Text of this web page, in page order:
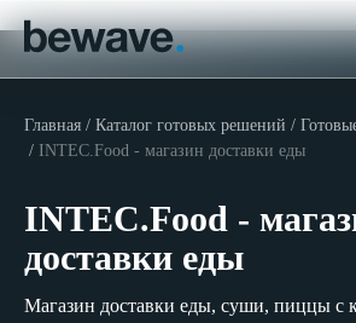
Главная Каталог готовых решений
INTEC.Food - магазин доставки еды
INTEC.Food -
доставки еды
Магазин доставки еды, суши, пиццы с